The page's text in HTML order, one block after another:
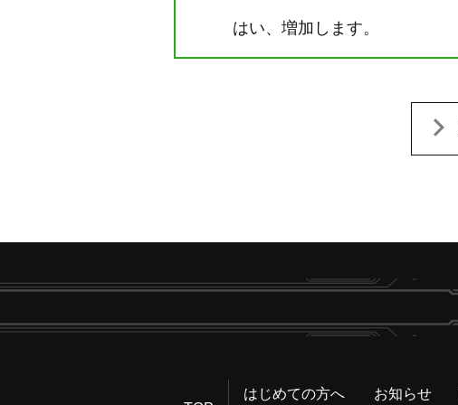
はい、増加します。
はじめての方へ お知らせ